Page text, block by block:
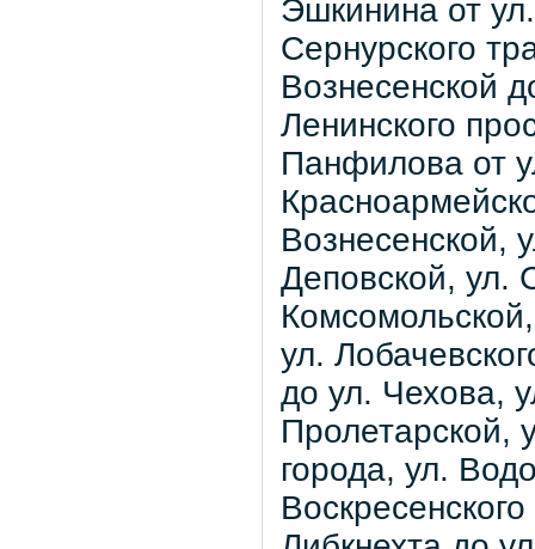
Эшкинина от
Сернурского
Вознесенской
Ленинского
Панфилова от
Вознесенской,
Деповской, ул.
ул.
до ул. Чехова,
Пролетарской,
города, ул.